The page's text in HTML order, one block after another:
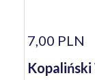
7,00 PLN
Kopaliński